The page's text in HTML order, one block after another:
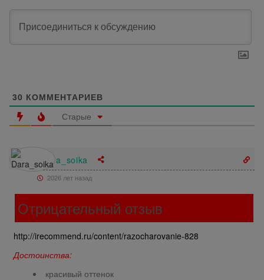
30 КОММЕНТАРИЕВ
Старые
Dara_soika
2026 лет назад
Отрицательный отзыв
http://irecommend.ru/content/razocharovanie-828
Достоинства:
красивый оттенок